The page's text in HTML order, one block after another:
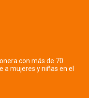
con más de 70
a mujeres y niñas en el